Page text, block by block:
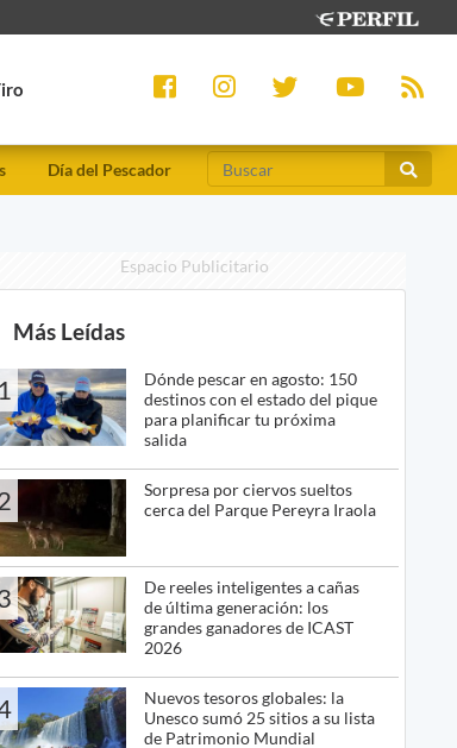
Día del Pescador
Espacio Publicitario
Más Leídas
1
Dónde pescar en agosto: 150
destinos con el estado del pique
para planificar tu próxima
salida
Sorpresa por ciervos sueltos
cerca del Parque Pereyra Iraola
De reeles inteligentes a cañas
de última generación: los
grandes ganadores de ICAST
2026
Nuevos tesoros globales: la
Unesco sumó 25 sitios a su lista
de Patrimonio Mundial